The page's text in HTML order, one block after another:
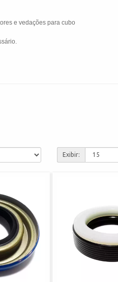
e vedações para cubo
Exibir: